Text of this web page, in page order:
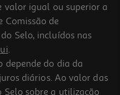
(53)
valor igual ou superior a
Comissão de
Selo, incluídos nas
.
depende do dia da
diários. Ao valor das
Selo sobre a utilização